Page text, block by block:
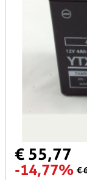
€ 55,77
-14,77% €